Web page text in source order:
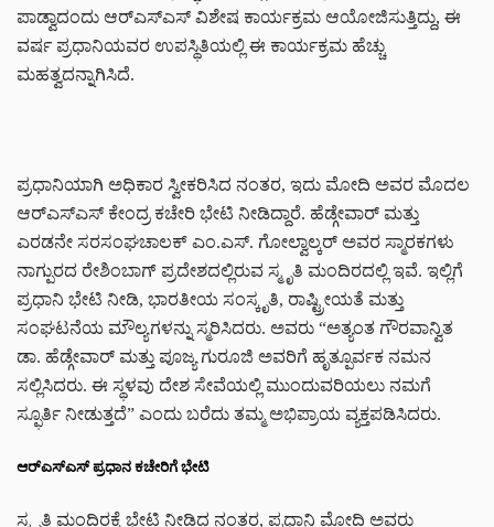
ಪಾಡ್ವಾದಂದು ಆರ್‌ಎಸ್‌ಎಸ್ ವಿಶೇಷ ಕಾರ್ಯಕ್ರಮ ಆಯೋಜಿಸುತ್ತಿದ್ದು, ಈ
ವರ್ಷ ಪ್ರಧಾನಿಯವರ ಉಪಸ್ಥಿತಿಯಲ್ಲಿ ಈ ಕಾರ್ಯಕ್ರಮ ಹೆಚ್ಚು
ಮಹತ್ವದನ್ನಾಗಿಸಿದೆ.
ಪ್ರಧಾನಿಯಾಗಿ ಅಧಿಕಾರ ಸ್ವೀಕರಿಸಿದ ನಂತರ, ಇದು ಮೋದಿ ಅವರ ಮೊದಲ
ಆರ್‌ಎಸ್‌ಎಸ್ ಕೇಂದ್ರ ಕಚೇರಿ ಭೇಟಿ ನೀಡಿದ್ದಾರೆ. ಹೆಡ್ಗೇವಾರ್ ಮತ್ತು
ಎರಡನೇ ಸರಸಂಘಚಾಲಕ್ ಎಂ.ಎಸ್. ಗೋಲ್ವಾಲ್ಕರ್ ಅವರ ಸ್ಮಾರಕಗಳು
ನಾಗ್ಪುರದ ರೇಶಿಂಬಾಗ್ ಪ್ರದೇಶದಲ್ಲಿರುವ ಸ್ಮೃತಿ ಮಂದಿರದಲ್ಲಿ ಇವೆ. ಇಲ್ಲಿಗೆ
ಪ್ರಧಾನಿ ಭೇಟಿ ನೀಡಿ, ಭಾರತೀಯ ಸಂಸ್ಕೃತಿ, ರಾಷ್ಟ್ರೀಯತೆ ಮತ್ತು
ಸಂಘಟನೆಯ ಮೌಲ್ಯಗಳನ್ನು ಸ್ಮರಿಸಿದರು. ಅವರು “ಅತ್ಯಂತ ಗೌರವಾನ್ವಿತ
ಡಾ. ಹೆಡ್ಗೇವಾರ್ ಮತ್ತು ಪೂಜ್ಯ ಗುರೂಜಿ ಅವರಿಗೆ ಹೃತ್ಪೂರ್ವಕ ನಮನ
ಸಲ್ಲಿಸಿದರು. ಈ ಸ್ಥಳವು ದೇಶ ಸೇವೆಯಲ್ಲಿ ಮುಂದುವರಿಯಲು ನಮಗೆ
ಸ್ಫೂರ್ತಿ ನೀಡುತ್ತದೆ” ಎಂದು ಬರೆದು ತಮ್ಮ ಅಭಿಪ್ರಾಯ ವ್ಯಕ್ತಪಡಿಸಿದರು.
ಆರ್‌ಎಸ್‌ಎಸ್ ಪ್ರಧಾನ ಕಚೇರಿಗೆ ಭೇಟಿ
ಸ್ಮೃತಿ ಮಂದಿರಕ್ಕೆ ಭೇಟಿ ನೀಡಿದ ನಂತರ, ಪ್ರಧಾನಿ ಮೋದಿ ಅವರು